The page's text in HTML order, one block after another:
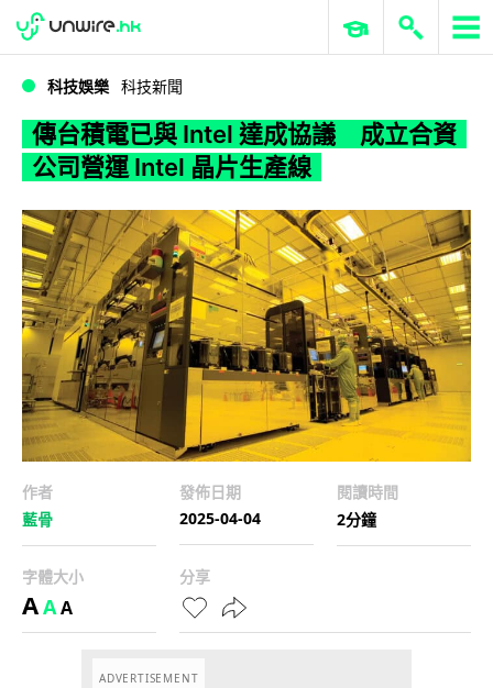
WWDC 2026 ERP 與商業 AI
科技娛樂 科技新聞
傳台積電已與 Intel 達成協議 成立合資
公司營運 Intel 晶片生產線
作者
藍骨
發佈日期
2025-04-04
閱讀時間
2分鐘
字體大小
AAA
分享
ADVERTISEMENT